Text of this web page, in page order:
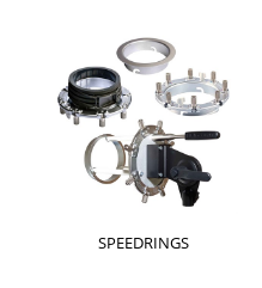
SPEEDRINGS